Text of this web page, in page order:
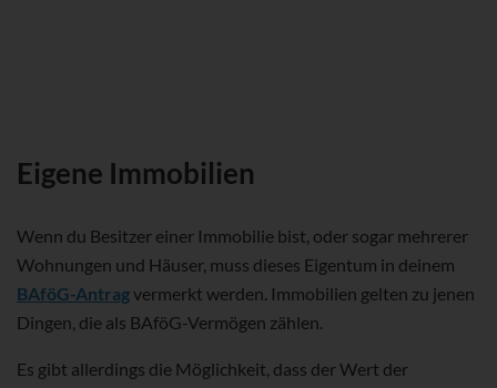
Eigene Immobilien
Wenn du Besitzer einer Immobilie bist, oder sogar mehrerer
Wohnungen und Häuser, muss dieses Eigentum in deinem
BAföG-Antragvermerkt werden. Immobilien gelten zu jenen
Dingen, die als BAföG-Vermögen zählen.
Es gibt allerdings die Möglichkeit, dass der Wert der